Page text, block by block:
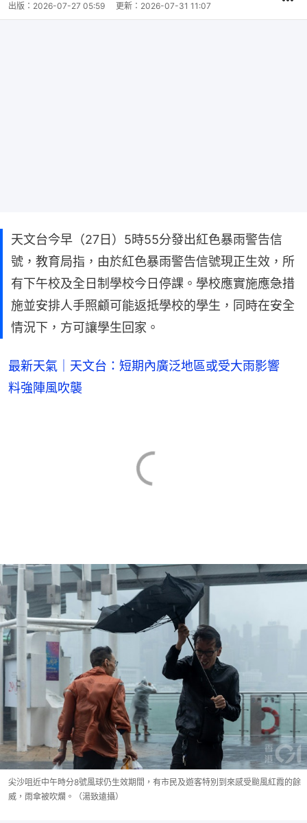
出版： 2026-07-27 05:59 更新： 2026-07-31 11:07
天文台今早（27日）5時55分發出紅色暴雨警告信
號，教育局指，由於紅色暴雨警告信號現正生效，所
有下午校及全日制學校今日停課。學校應實施應急措
施並安排人手照顧可能返抵學校的學生，同時在安全
情況下，方可讓學生回家。
最新天氣｜天文台：短期內廣泛地區或受大雨影響
料強陣風吹襲
尖沙咀近中午時分8號風球仍生效期間，有市民及遊客特別到來感受颱風紅霞的餘
威，雨傘被吹爛。（湯致遠攝）